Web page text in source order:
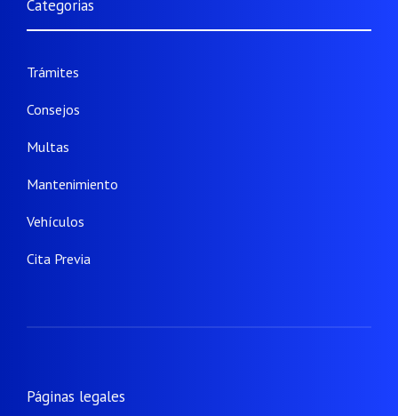
Categorias
Trámites
Consejos
Multas
Mantenimiento
Vehículos
Cita Previa
Páginas legales